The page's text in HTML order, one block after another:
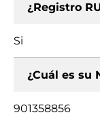
¿Registro
Si
¿Cuál es su
901358856